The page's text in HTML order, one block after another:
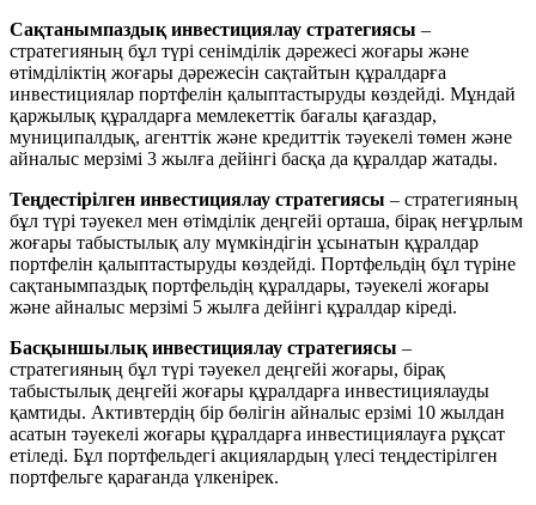
Сақтанымпаздық инвестициялау стратегиясы –
стратегияның бұл түрі сенімділік дәрежесі жоғары және
өтімділіктің жоғары дәрежесін сақтайтын құралдарға
инвестициялар портфелін қалыптастыруды көздейді. Мұндай
қаржылық құралдарға мемлекеттік бағалы қағаздар,
муниципалдық, агенттік және кредиттік тәуекелі төмен және
айналыс мерзімі 3 жылға дейінгі басқа да құралдар жатады.
Теңдестірілген инвестициялау стратегиясы – стратегияның
бұл түрі тәуекел мен өтімділік деңгейі орташа, бірақ неғұрлым
жоғары табыстылық алу мүмкіндігін ұсынатын құралдар
портфелін қалыптастыруды көздейді. Портфельдің бұл түріне
сақтанымпаздық портфельдің құралдары, тәуекелі жоғары
және айналыс мерзімі 5 жылға дейінгі құралдар кіреді.
Басқыншылық инвестициялау стратегиясы –
стратегияның бұл түрі тәуекел деңгейі жоғары, бірақ
табыстылық деңгейі жоғары құралдарға инвестициялауды
қамтиды. Активтердің бір бөлігін айналыс ерзімі 10 жылдан
асатын тәуекелі жоғары құралдарға инвестициялауға рұқсат
етіледі. Бұл портфельдегі акциялардың үлесі теңдестірілген
портфельге қарағанда үлкенірек.